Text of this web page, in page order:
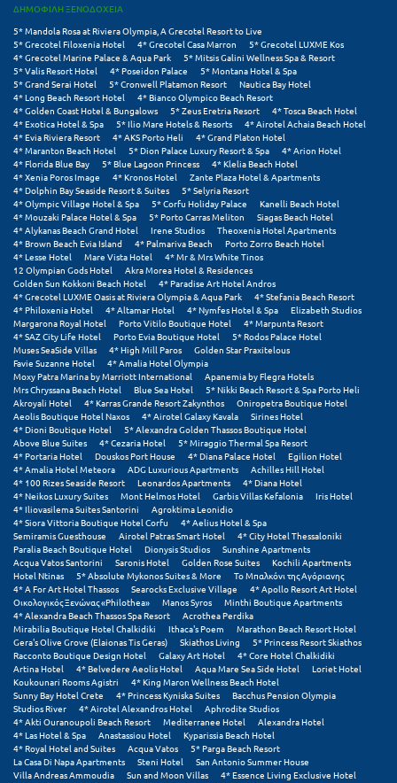
Τρίκαλα
Τρίκαλα Κορινθίας
Τρίπολη
Τυρός
Υ
Ύδρα
Φ
Φιλιατρά Μεσσηνίας
Φλώρινα
Φοινικούντα
Χ
Χαλκίδα
Χαλκιδική
Χανιά
Χερσόνησος
Χερσόνησος Άθως
Χίος
Χράνοι Μεσσηνίας
Ψ
Ψαθόπυργος
ΔΗΜΟΦΙΛΗ ΞΕΝΟΔΟΧΕΙΑ
5* Mandola Rosa at Riviera Olympia, A Grecotel Resort to Live
5* Grecotel Filoxenia Hotel
4* Grecotel Casa Marron
5* Grecotel LUXME Kos
4* Grecotel Marine Palace & Aqua Park
5* Mitsis Galini Wellness Spa & Resort
5* Valis Resort Hotel
4* Poseidon Palace
5* Montana Hotel & Spa
5* Grand Serai Hotel
5* Cronwell Platamon Resort
Nautica Bay Hotel
4* Long Beach Resort Hotel
4* Bianco Olympico Beach Resort
4* Golden Coast Hotel & Bungalows
5* Zeus Eretria Resort
4* Tosca Beach Hotel
4* Exotica Hotel & Spa
5* Ilio Mare Hotels & Resorts
4* Airotel Achaia Beach Hotel
4* Evia Riviera Resort
4* AKS Porto Heli
4* Grand Platon Hotel
4* Maranton Beach Hotel
5* Dion Palace Luxury Resort & Spa
4* Arion Hotel
4* Florida Blue Bay
5* Blue Lagoon Princess
4* Klelia Beach Hotel
4* Xenia Poros Image
4* Kronos Hotel
Zante Plaza Hotel & Apartments
4* Dolphin Bay Seaside Resort & Suites
5* Selyria Resort
4* Olympic Village Hotel & Spa
5* Corfu Holiday Palace
Kanelli Beach Hotel
4* Mouzaki Palace Hotel & Spa
5* Porto Carras Meliton
Siagas Beach Hotel
4* Alykanas Beach Grand Hotel
Irene Studios
Theoxenia Hotel Apartments
4* Brown Beach Evia Island
4* Palmariva Beach
Porto Zorro Beach Hotel
4* Lesse Hotel
Mare Vista Hotel
4* Mr & Mrs White Tinos
12 Olympian Gods Hotel
Akra Morea Hotel & Residences
Golden Sun Kokkoni Beach Hotel
4* Paradise Art Hotel Andros
4* Grecotel LUXME Oasis at Riviera Olympia & Aqua Park
4* Stefania Beach Resort
4* Philoxenia Hotel
4* Altamar Hotel 4* Nymfes Hotel & Spa
Elizabeth Studios
Margarona Royal Hotel
Porto Vitilo Boutique Hotel
4* Marpunta Resort
4* SAZ City Life Hotel
Porto Evia Boutique Hotel
5* Rodos Palace Hotel
Muses SeaSide Villas
4* High Mill Paros
Golden Star Praxitelous
Favie Suzanne Hotel
4* Amalia Hotel Olympia
Moxy Patra Marina by Marriott International
Apanemia by Flegra Hotels
Mrs Chryssana Beach Hotel
Blue Sea Hotel
5* Nikki Beach Resort & Spa Porto Heli
Akroyali Hotel
4* Karras Grande Resort Zakynthos
Oniropetra Boutique Hotel
Aeolis Boutique Hotel Naxos
4* Airotel Galaxy Kavala
Sirines Hotel
4* Dioni Boutique Hotel
5* Alexandra Golden Thassos Boutique Hotel
Above Blue Suites
4* Cezaria Hotel
5* Miraggio Thermal Spa Resort
4* Portaria Hotel
Douskos Port House 4* Diana Palace Hotel
Egilion Hotel
4* Amalia Hotel Meteora
ADG Luxurious Apartments
Achilles Hill Hotel
4* 100 Rizes Seaside Resort
Leonardos Apartments
4* Diana Hotel
4* Neikos Luxury Suites
Mont Helmos Hotel Garbis Villas Kefalonia
Iris Hotel
4* Iliovasilema Suites Santorini
Agroktima Leonidio
4* Siora Vittoria Boutique Hotel Corfu
4* Aelius Hotel & Spa
Semiramis Guesthouse
Airotel Patras Smart Hotel
4* City Hotel Thessaloniki
Paralia Beach Boutique Hotel
Dionysis Studios
Sunshine Apartments
Acqua Vatos Santorini
Saronis Hotel Golden Rose Suites
Kochili Apartments
Hotel Ntinas
5* Absolute Mykonos Suites & More
Το Μπαλκόνι της Αγόριανης
4* A For Art Hotel Thassos
Searocks Exclusive Village
4* Apollo Resort Art Hotel
Οικολογικός Ξενώνας «Philothea»
Manos Syros
Minthi Boutique Apartments
4* Alexandra Beach Thassos Spa Resort
Acrothea Perdika
Mirabilia Boutique Hotel Chalkidiki
Ithaca's Poem
Marathon Beach Resort Hotel
Gera's Olive Grove (Elaionas Tis Geras)
Skiathos Living
5* Princess Resort Skiathos
Racconto Boutique Design Hotel
Galaxy Art Hotel
4* Core Hotel Chalkidiki
Artina Hotel
4* Belvedere Aeolis Hotel Aqua Mare Sea Side Hotel
Loriet Hotel
Koukounari Rooms Agistri
4* King Maron Wellness Beach Hotel
Sunny Bay Hotel Crete
4* Princess Kyniska Suites
Bacchus Pension Olympia
Studios River
4* Airotel Alexandros Hotel
Aphrodite Studios
4* Akti Ouranoupoli Beach Resort
Mediterranee Hotel
Alexandra Hotel
4* Las Hotel & Spa
Anastassiou Hotel
Kyparissia Beach Hotel
4* Royal Hotel and Suites
Acqua Vatos
5* Parga Beach Resort
La Casa Di Napa Apartments
Steni Hotel
San Antonio Summer House
Villa Andreas Ammoudia
Sun and Moon Villas
4* Essence Living Exclusive Hotel